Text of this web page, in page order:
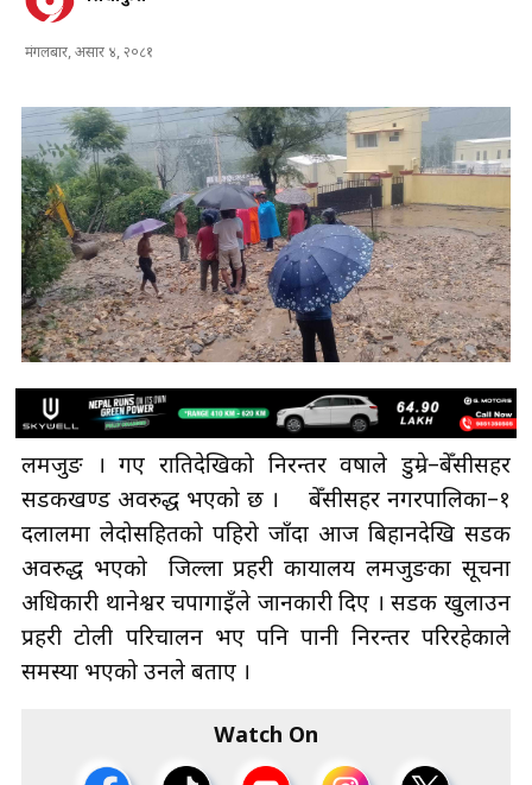
मंगलबार, असार ४, २०८१
लमजुङ । गए रातिदेखिको निरन्तर वर्षाले डुम्रे–बेँसीसहर
सडकखण्ड अवरुद्ध भएको छ । बेँसीसहर नगरपालिका–१
दलालमा लेदोसहितको पहिरो जाँदा आज बिहानदेखि सडक
अवरुद्ध भएको जिल्ला प्रहरी कार्यालय लमजुङका सूचना
अधिकारी थानेश्वर चपागाईँले जानकारी दिए । सडक खुलाउन
प्रहरी टोली परिचालन भए पनि पानी निरन्तर परिरहेकाले
समस्या भएको उनले बताए ।
Watch On